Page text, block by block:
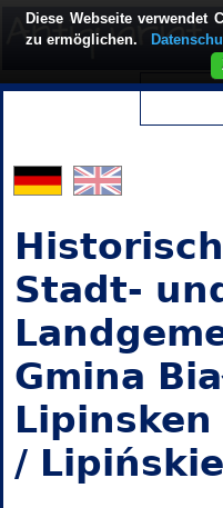
Stadt-
Gmina
Lipinsken
/ Lipińskie
Diese Webseite
zu ermöglichen.